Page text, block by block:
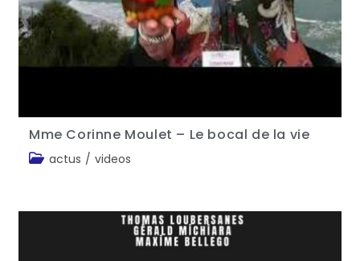
Mme Corinne Moulet – Le bocal de la vie
actus / videos